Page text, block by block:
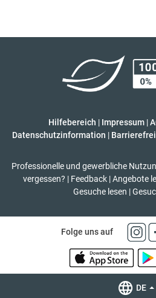
Hilfebereich | Impressum |
Datenschutzinformation |
Professionelle und gewerbliche
vergessen? | Feedback | Angebote
Gesuche lesen |
Folge uns auf
DE